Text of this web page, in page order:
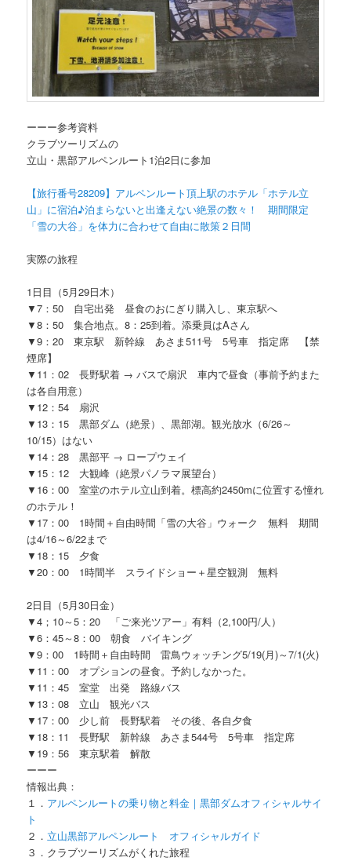
ーーー参考資料
クラブツーリズムの
立山・黒部アルペンルート1泊2日に参加
【旅行番号28209】アルペンルート頂上駅のホテル「ホテル立
山」に宿泊♪泊まらないと出逢えない絶景の数々！ 期間限定
「雪の大谷」を体力に合わせて自由に散策２日間
実際の旅程
1日目（5月29日木）
▼7：50 自宅出発 昼食のおにぎり購入し、東京駅へ
▼8：50 集合地点。8：25到着。添乗員はAさん
▼9：20 東京駅 新幹線 あさま511号 5号車 指定席 【禁
煙席】
▼11：02 長野駅着 → バスで扇沢 車内で昼食（事前予約また
は各自用意）
▼12：54 扇沢
▼13：15 黒部ダム（絶景）、黒部湖。観光放水（6/26～
10/15）はない
▼14：28 黒部平 → ロープウェイ
▼15：12 大観峰（絶景パノラマ展望台）
▼16：00 室堂のホテル立山到着。標高約2450mに位置する憧れ
のホテル！
▼17：00 1時間＋自由時間「雪の大谷」ウォーク 無料 期間
は4/16～6/22まで
▼18：15 夕食
▼20：00 1時間半 スライドショー＋星空観測 無料
2日目（5月30日金）
▼4；10～5：20 「ご来光ツアー」有料（2,100円/人）
▼6：45～8：00 朝食 バイキング
▼9：00 1時間＋自由時間 雷鳥ウォッチング5/19(月)～7/1(火)
▼11：00 オプションの昼食。予約しなかった。
▼11：45 室堂 出発 路線バス
▼13：08 立山 観光バス
▼17：00 少し前 長野駅着 その後、各自夕食
▼18：11 長野駅 新幹線 あさま544号 5号車 指定席
▼19：56 東京駅着 解散
ーーー
情報出典：
１． アルペンルートの乗り物と料金｜黒部ダムオフィシャルサイ
ト
２． 立山黒部アルペンルート オフィシャルガイド
３．クラブツーリズムがくれた旅程